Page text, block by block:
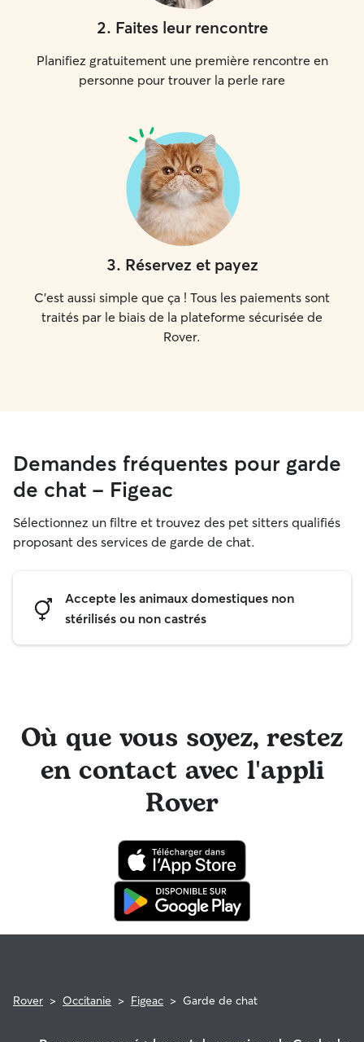
2. Faites leur rencontre
Planifiez gratuitement une première rencontre en
personne pour trouver la perle rare
3. Réservez et payez
C'est aussi simple que ça ! Tous les paiements sont
traités par le biais de la plateforme sécurisée de
Rover.
Demandes fréquentes pour garde
de chat - Figeac
Sélectionnez un filtre et trouvez des pet sitters qualifiés
proposant des services de garde de chat.
Accepte les animaux domestiques non
stérilisés ou non castrés
Où que vous soyez, restez
en contact avec l'appli
Rover
Rover > Occitanie > Figeac > Garde de chat